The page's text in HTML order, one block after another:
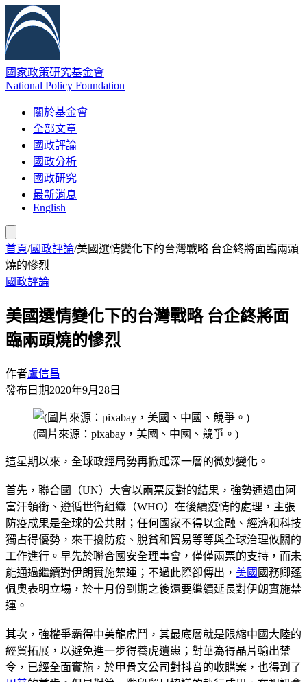
國家政策研究基金會
National Policy Foundation
關於基金會
全部文章
國政評論
國政分析
國政研究
最新消息
English
首頁/國政評論/美國選情變化下的台灣戰略 台企終將面臨兩頭
燒的慘烈
國政評論
美國選情變化下的台灣戰略 台企終將面
臨兩頭燒的慘烈
作者盧信昌
發布日期2020年9月28日
(圖片來源：pixabay，美國、中國、競爭。)
這星期以來，全球政經局勢再掀起深一層的微妙變化。
首先，聯合國（UN）大會以兩票反對的結果，強勢通過由阿
富汗領銜、遵循世衛組織（WHO）在後續疫情的處理，主張
防疫成果是全球的公共財；任何國家不得以金融、經濟和科技
獨占得優勢，來干擾防疫、脫貧和貿易等等與全球治理攸關的
工作進行。早先於聯合國安全理事會，僅僅兩票的支持，而未
能通過繼續對伊朗實施禁運；不過此際卻傳出， 美國 國務卿蓬
佩奧表明立場，於十月份到期之後還要繼續延長對伊朗實施禁
運。
其次，強權爭霸得中美龍虎鬥，其最底層就是限縮中國大陸的
經貿拓展，以避免進一步得養虎遺患；對華為得晶片輸出禁
令，已經全面實施，於甲骨文公司對抖音的收購案，也得到了